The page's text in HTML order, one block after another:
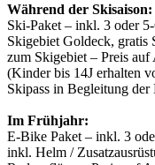
Während der Skisaison:
Ski-Paket – inkl. 3 oder
Skigebiet Goldeck, gratis
zum Skigebiet – Preis
(Kinder bis 14J erhalten
Skipass in Begleitung der
Im Frühjahr:
E-Bike Paket – inkl. 3
inkl. Helm /